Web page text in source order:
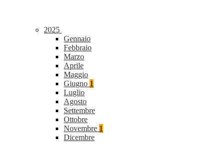
2025
Gennaio
Febbraio
Marzo
Aprile
Maggio
Giugno 1
Luglio
Agosto
Settembre
Ottobre
Novembre 1
Dicembre